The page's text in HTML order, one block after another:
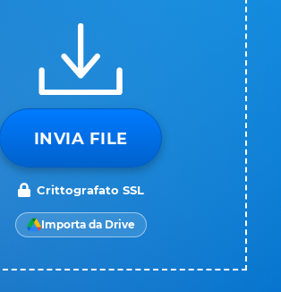
INVIA FILE
Crittografato SSL
Importa da Drive